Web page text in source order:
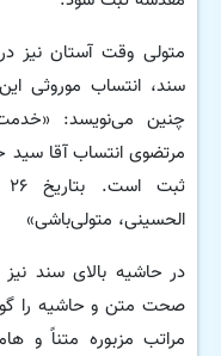
متولی وقت آستان نیز
سند، انتساب موروثی
چنین می‌نویسد: «خدمت
مرتضوی انتساب آقا
الحسینی، متولی‌باشی»
در حاشیه بالای سند
صحت متن و حاشیه را
مراتب مزبوره متناً و